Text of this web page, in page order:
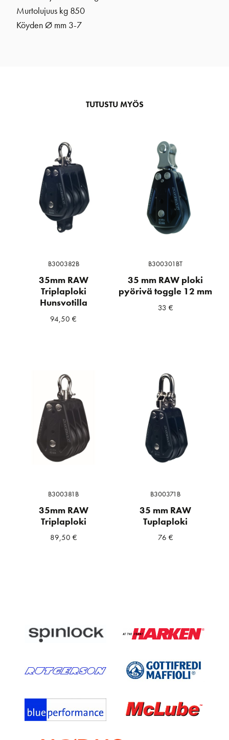
Murtolujuus kg 850
Köyden Ø mm 3-7
TUTUSTU MYÖS
B300382B
35mm RAW
Triplaploki
Hunsvotilla
94,50€
B300301BT
35 mm RAW ploki
pyörivä toggle 12 mm
33 €
B300381B
35mm RAW
Triplaploki
89,50 €
B300371B
35 mm RAW
Tuplaploki
76 €